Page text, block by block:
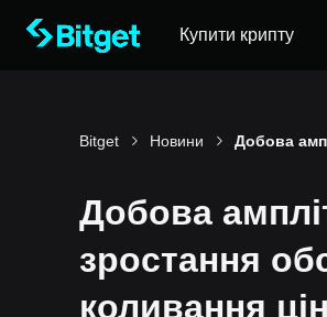
Купити крипту
Bitget Новини
Добова
зростання
коливання